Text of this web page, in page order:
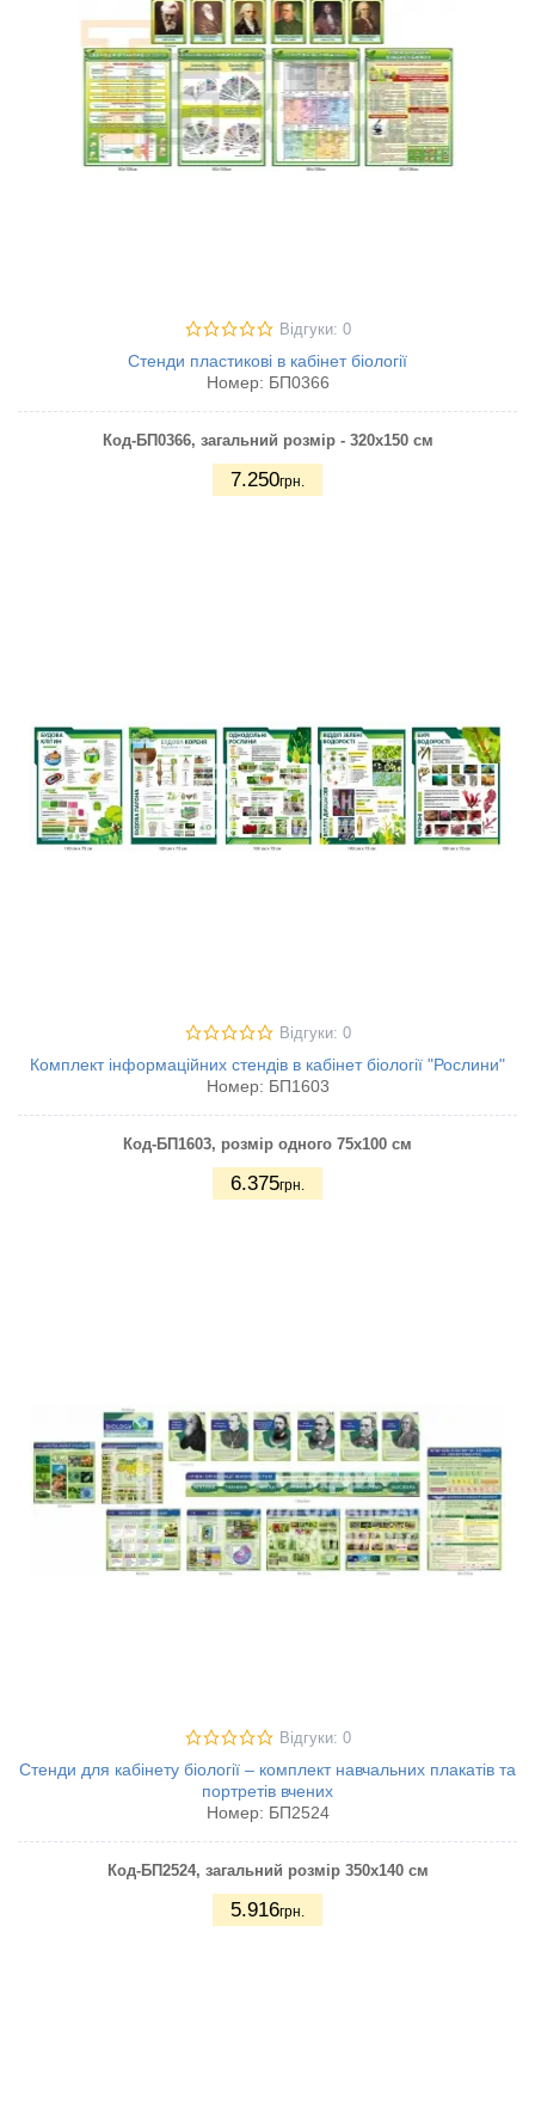
Відгуки: 0
Стенди пластикові в кабінет біології
Номер: БП0366
Код-БП0366, загальний розмір - 320х150 см
7.250грн.
Відгуки: 0
Комплект інформаційних стендів в кабінет біології "Рослини"
Номер: БП1603
Код-БП1603, розмір одного 75х100 см
6.375грн.
Відгуки: 0
Стенди для кабінету біології – комплект навчальних плакатів та
портретів вчених
Номер: БП2524
Код-БП2524, загальний розмір 350х140 см
5.916грн.